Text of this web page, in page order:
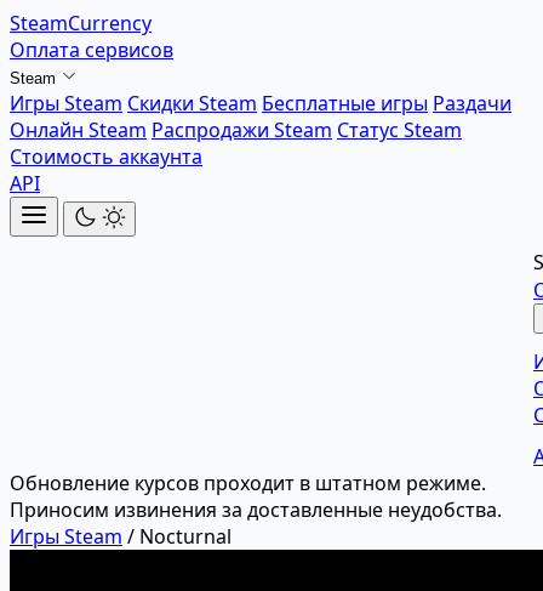
SteamCurrency
Оплата сервисов
Steam
Игры Steam Скидки Steam Бесплатные игры Раздачи
Онлайн Steam Распродажи Steam Статус Steam
Стоимость аккаунта
API
Обновление курсов проходит в штатном режиме.
Приносим извинения за доставленные неудобства.
Игры Steam / Nocturnal